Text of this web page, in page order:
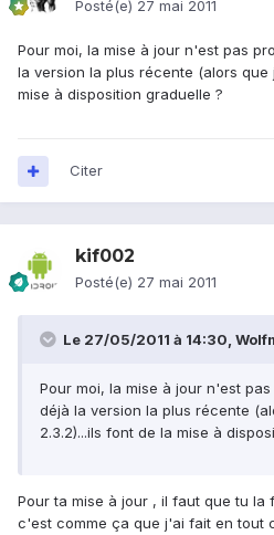
Posté(e) 27 mai 2011
Pour moi, la mise à jour n'est pas
la version la plus récente (alors que
mise à disposition graduelle ?
Citer
kif002
Posté(e) 27 mai 2011
Le 27/05/2011 à 14:30,
Pour moi, la mise à jour n'est
déjà la version la plus récente
2.3.2)...ils font de la mise à
Pour ta mise à jour , il faut que tu la
c'est comme ça que j'ai fait en tout